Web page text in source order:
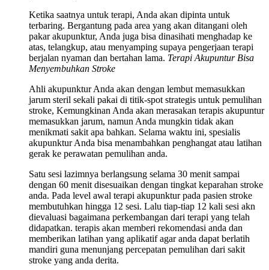
Ketika saatnya untuk terapi, Anda akan dipinta untuk
terbaring. Bergantung pada area yang akan ditangani oleh
pakar akupunktur, Anda juga bisa dinasihati menghadap ke
atas, telangkup, atau menyamping supaya pengerjaan terapi
berjalan nyaman dan bertahan lama. Terapi Akupuntur Bisa
Menyembuhkan Stroke
Ahli akupunktur Anda akan dengan lembut memasukkan
jarum steril sekali pakai di titik-spot strategis untuk pemulihan
stroke, Kemungkinan Anda akan merasakan terapis akupuntur
memasukkan jarum, namun Anda mungkin tidak akan
menikmati sakit apa bahkan. Selama waktu ini, spesialis
akupunktur Anda bisa menambahkan penghangat atau latihan
gerak ke perawatan pemulihan anda.
Satu sesi lazimnya berlangsung selama 30 menit sampai
dengan 60 menit disesuaikan dengan tingkat keparahan stroke
anda. Pada level awal terapi akupunktur pada pasien stroke
membutuhkan hingga 12 sesi. Lalu tiap-tiap 12 kali sesi akn
dievaluasi bagaimana perkembangan dari terapi yang telah
didapatkan. terapis akan memberi rekomendasi anda dan
memberikan latihan yang aplikatif agar anda dapat berlatih
mandiri guna menunjang percepatan pemulihan dari sakit
stroke yang anda derita.